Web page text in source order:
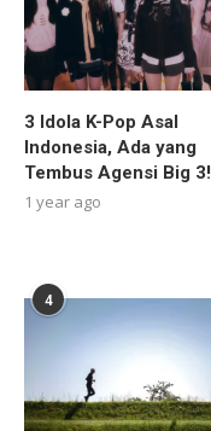
3 Idola K-Pop Asal
Indonesia, Ada yang
Tembus Agensi Big 3!
1 year ago
4